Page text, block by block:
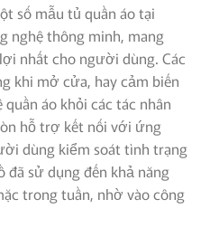
số mẫu tủ quần áo tại
nghệ thông minh, mang
nhất cho người dùng. Các
khi mở cửa, hay cảm biến
áo khỏi các tác nhân
hỗ trợ kết nối với ứng
dùng kiểm soát tình trạng
sử dụng đến khả năng
trong tuần, nhờ vào công